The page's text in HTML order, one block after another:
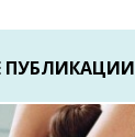
ПУБЛИКАЦИИ